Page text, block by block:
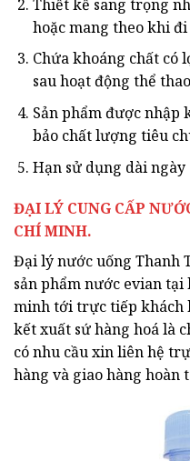
Thiết kế sang trọng
hoặc mang theo khi
Chứa khoáng chất có
sau hoạt động thể
Sản phẩm được
bảo chất lượng tiêu
Hạn sử dụng dài
ĐẠI LÝ CUNG CẤP
CHÍ MINH.
Đại lý nước uống Thanh
sản phẩm nước evian
minh tới trực tiếp khách
kết xuất sứ hàng hoá là
có nhu cầu xin liên hệ
hàng và giao hàng hoàn